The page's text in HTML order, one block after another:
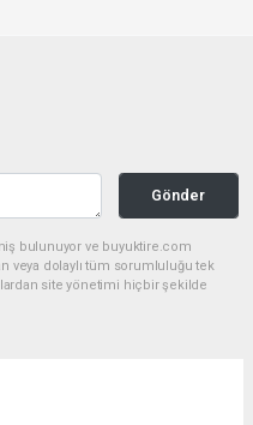
Gönder
bulunuyor ve buyuktire.com
veya dolaylı tüm sorumluluğu tek
site yönetimi hiçbir şekilde